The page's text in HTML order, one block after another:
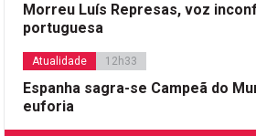
Morreu Luís Represas, voz
portuguesa
Atualidade 12h33
Espanha sagra-se Campeã do
euforia